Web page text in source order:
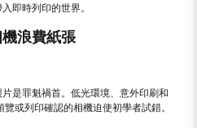
即時列印的世界。
浪費紙張
是罪魁禍首。低光環境、意外印刷和
或列印確認的相機迫使初學者試錯。